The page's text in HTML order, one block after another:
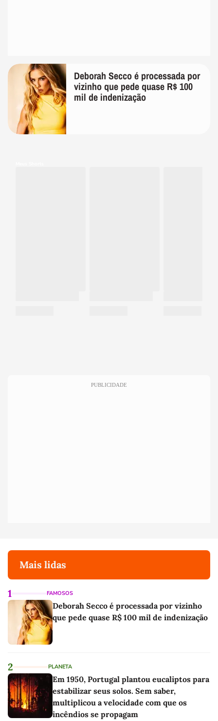
Deborah Secco é processada por
vizinho que pede quase R$ 100
mil de indenização
PUBLICIDADE
Mais lidas
1 FAMOSOS
Deborah Secco é processada por vizinho
que pede quase R$ 100 mil de indenização
2 PLANETA
Em 1950, Portugal plantou eucaliptos para
estabilizar seus solos. Sem saber,
multiplicou a velocidade com que os
incêndios se propagam